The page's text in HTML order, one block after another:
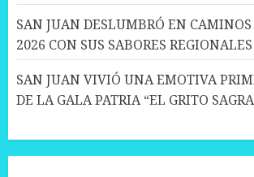
SAN JUAN DESLUMBRÓ EN CAMINOS
2026 CON SUS SABORES REGIONALES
SAN JUAN VIVIÓ UNA EMOTIVA
DE LA GALA PATRIA “EL GRITO